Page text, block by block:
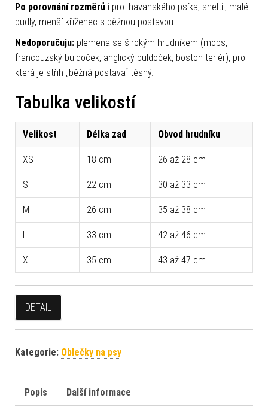
Po porovnání rozměrů i pro: havanského psíka, sheltii, malé
pudly, menší kříženec s běžnou postavou.
Nedoporučuju: plemena se širokým hrudníkem (mops,
francouzský buldoček, anglický buldoček, boston teriér), pro
která je střih „běžná postava“ těsný.
Tabulka velikostí
Velikost Délka zad Obvod hrudníku
XS 18 cm 26 až 28 cm
S 22 cm 30 až 33 cm
M 26 cm 35 až 38 cm
L 33 cm 42 až 46 cm
XL 35 cm 43 až 47 cm
DETAIL
Kategorie: Oblečky na psy
Popis Další informace